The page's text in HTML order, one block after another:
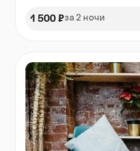
1 500 ₽за 2 ночи